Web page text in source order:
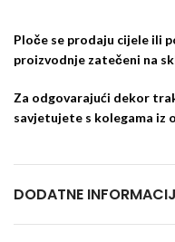
Ploče se prodaju cijele ili
proizvodnje zatečeni na
Za odgovarajući dekor
savjetujete s kolegama iz
DODATNE